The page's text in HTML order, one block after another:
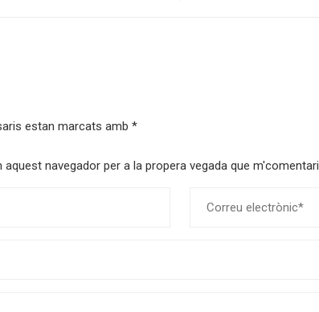
estan marcats amb *
navegador per a la propera vegada que m'comentari.